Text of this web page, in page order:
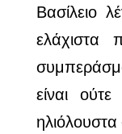
Βασίλειο
ελάχιστα
είναι